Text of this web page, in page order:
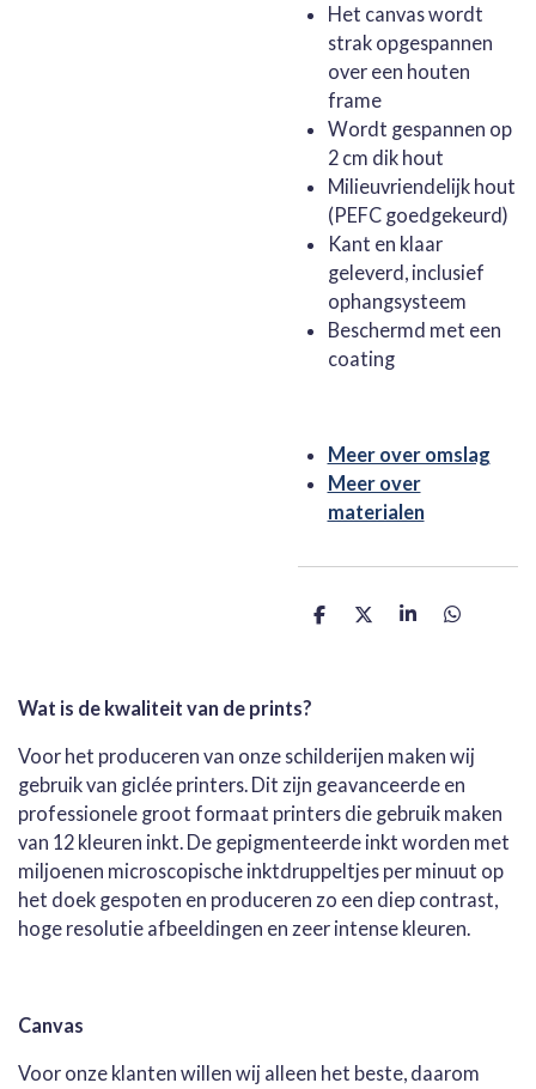
Het canvas wordt
strak opgespannen
over een houten
frame
Wordt gespannen op
2 cm dik hout
Milieuvriendelijk hout
(PEFC goedgekeurd)
Kant en klaar
geleverd, inclusief
ophangsysteem
Beschermd met een
coating
Meer over omslag
Meer over
materialen
D
D
S
D
Wat is de kwaliteit van de prints?
Voor het produceren van onze schilderijen maken wij
gebruik van giclée printers. Dit zijn geavanceerde en
professionele groot formaat printers die gebruik maken
van 12 kleuren inkt. De gepigmenteerde inkt worden met
miljoenen microscopische inktdruppeltjes per minuut op
het doek gespoten en produceren zo een diep contrast,
hoge resolutie afbeeldingen en zeer intense kleuren.
Canvas
Voor onze klanten willen wij alleen het beste, daarom